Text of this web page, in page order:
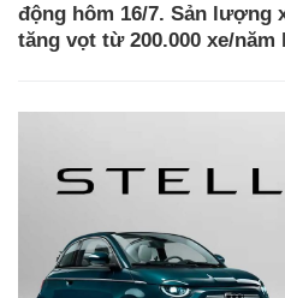
động hôm 16/7. Sản lượng
tăng vọt từ 200.000 xe/năm